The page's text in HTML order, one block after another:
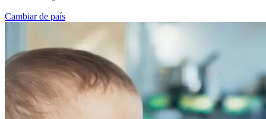
Cambiar de país